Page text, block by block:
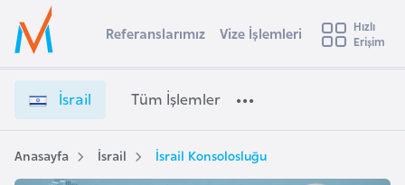
Ülke Seçimi
Başvuru yapmak istediğiniz ülkeyi seçin
Üye
Girişi
s
i
V
e
Referanslarımız Vize İşlemleri
Hızlı
Erişim
İsrail Tüm İşlemler
Anasayfa İsrail İsrail Konsolosluğu
s
t
r
a